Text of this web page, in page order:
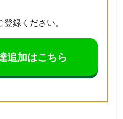
録ください。
追加はこちら